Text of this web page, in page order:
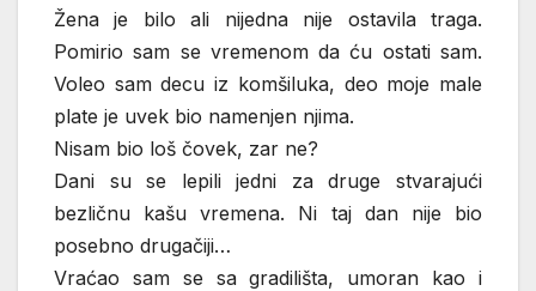
Žena je bilo ali nijedna nije ostavila traga.
Pomirio sam se vremenom da ću ostati sam.
Voleo sam decu iz komšiluka, deo moje male
plate je uvek bio namenjen njima.
Nisam bio loš čovek, zar ne?
Dani su se lepili jedni za druge stvarajući
bezličnu kašu vremena. Ni taj dan nije bio
posebno drugačiji…
Vraćao sam se sa gradilišta, umoran kao i